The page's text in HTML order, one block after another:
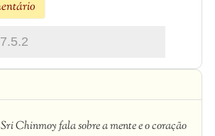
Sri Chinmoy fala sobre a mente e o coração